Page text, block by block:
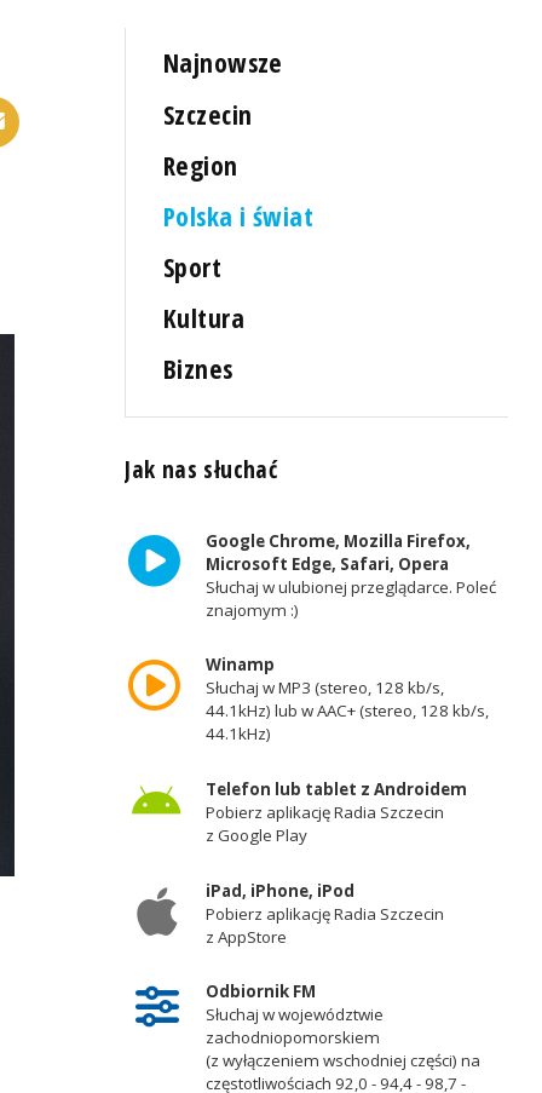
Najnowsze
Szczecin
Region
Polska i świat
Sport
Kultura
Biznes
Jak nas słuchać
Google Chrome, Mozilla Firefox,
Microsoft Edge, Safari, Opera
Słuchaj w ulubionej przeglądarce. Poleć
znajomym :)
Winamp
Słuchaj w MP3 (stereo, 128 kb/s,
44.1kHz) lub w AAC+ (stereo, 128 kb/s,
44.1kHz)
Telefon lub tablet z Androidem
Pobierz aplikację Radia Szczecin
z Google Play
iPad, iPhone, iPod
Pobierz aplikację Radia Szczecin
z AppStore
Odbiornik FM
Słuchaj w województwie
zachodniopomorskiem
(z wyłączeniem wschodniej części) na
częstotliwościach 92,0 - 94,4 - 98,7 -